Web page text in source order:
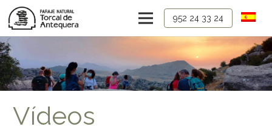
952 24 33 24
Vídeos